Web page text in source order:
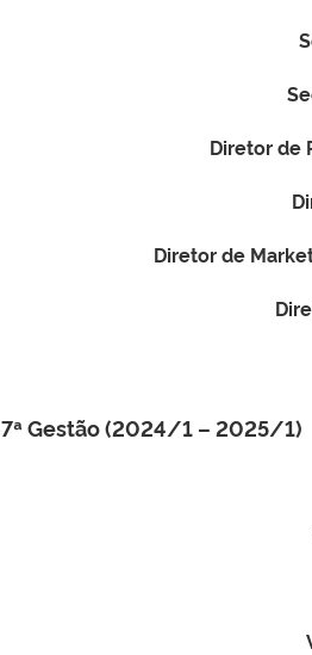
Diretor de
Diretor de
7ª Gestão (2024/1 – 2025/1)